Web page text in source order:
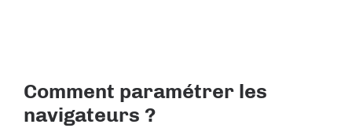
Comment paramétrer les
navigateurs ?